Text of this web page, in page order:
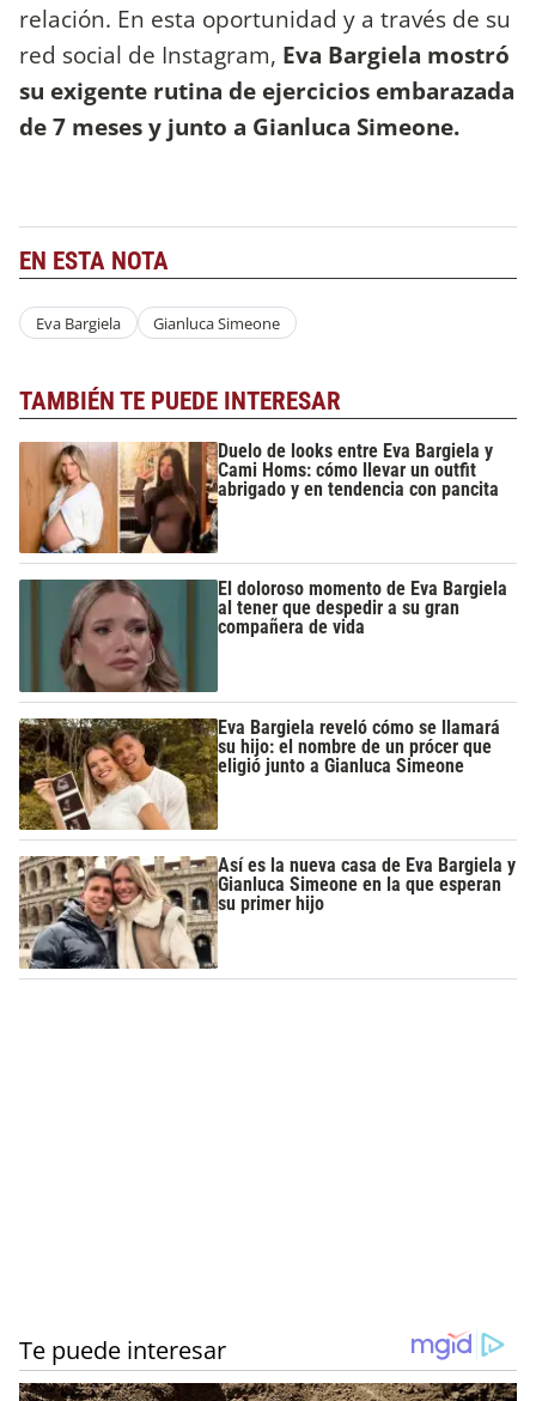
relación. En esta oportunidad y a través de su
red social de Instagram, Eva Bargiela mostró
su exigente rutina de ejercicios embarazada
de 7 meses y junto a Gianluca Simeone.
EN ESTA NOTA
Eva Bargiela Gianluca Simeone
TAMBIÉN TE PUEDE INTERESAR
Duelo de looks entre Eva Bargiela y
Cami Homs: cómo llevar un outfit
abrigado y en tendencia con pancita
El doloroso momento de Eva Bargiela
al tener que despedir a su gran
compañera de vida
Eva Bargiela reveló cómo se llamará
su hijo: el nombre de un prócer que
eligió junto a Gianluca Simeone
Así es la nueva casa de Eva Bargiela y
Gianluca Simeone en la que esperan
su primer hijo